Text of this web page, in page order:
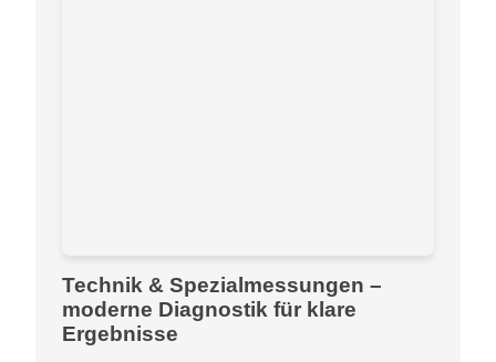
Technik & Spezialmessungen –
moderne Diagnostik für klare
Ergebnisse